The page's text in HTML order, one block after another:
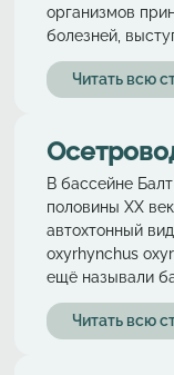
организмов
болезней,
Читать всю
В бассейне
половины ХХ
автохтонный
oxyrhynchus
ещё называли
Читать всю